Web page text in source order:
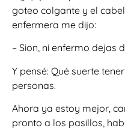
goteo colgante y el
enfermera me dijo:
– Sion, ni enfermo dejas
Y pensé: Qué suerte
personas.
Ahora ya estoy mejor,
pronto a los pasillos,